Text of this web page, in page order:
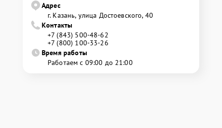
Адрес
г. Казань, улица Достоевского, 40
Контакты
+7 (843) 500-48-62
+7 (800) 100-33-26
Время работы
Работаем с 09:00 до 21:00